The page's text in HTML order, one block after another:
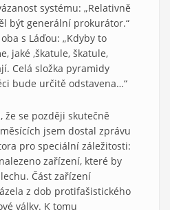
systému: „Relativně
být generální prokurátor.“
s Láďou: „Kdyby to
jaké ‚škatule, škatule,
Celá složka pyramidy
bude určitě odstavena…“
že se později skutečně
jsem dostal zprávu
pro speciální záležitosti:
zařízení, které by
Část zařízení
z dob protifašistického
války. K tomu